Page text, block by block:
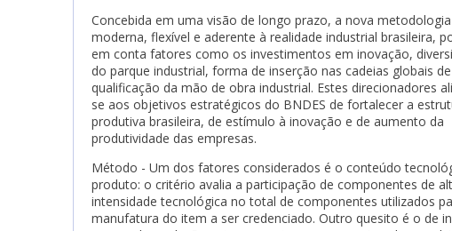
Concebida em uma visão de longo prazo, a nova
moderna, flexível e aderente à realidade industrial brasileira,
em conta fatores como os investimentos em inovação,
do parque industrial, forma de inserção nas cadeias globais
qualificação da mão de obra industrial. Estes direcionadores
se aos objetivos estratégicos do BNDES de fortalecer a
produtiva brasileira, de estímulo à inovação e de aumento da
produtividade das empresas.
Método - Um dos fatores considerados é o conteúdo
produto: o critério avalia a participação de componentes de
intensidade tecnológica no total de componentes utilizados
manufatura do item a ser credenciado. Outro quesito é o de